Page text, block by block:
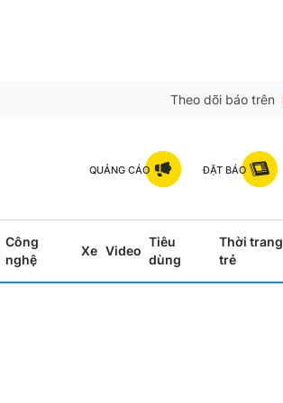
Theo dõi báo trên
QUẢNG CÁO ĐẶT BÁO
Công
nghệ
Xe Video
Tiêu
dùng
Thời trang
trẻ